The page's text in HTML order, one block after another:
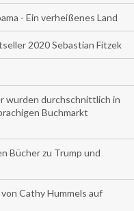
- Ein verheißenes Land
2020 Sebastian Fitzek
wurden durchschnittlich in
Buchmarkt
Bücher zu Trump und
Cathy Hummels auf